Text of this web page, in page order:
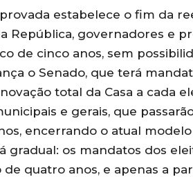
estabelece o fim da
República, governadores e
de cinco anos, sem
o Senado, que terá
total da Casa a cada
e gerais, que
encerrando o atual
gradual: os mandatos dos
de quatro anos, e apenas a